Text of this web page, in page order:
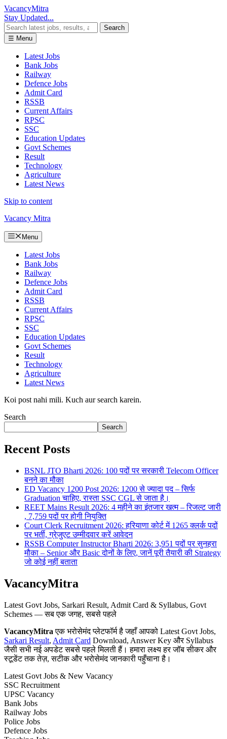
VacancyMitra
Stay Updated...
Search
☰ Menu
Latest Jobs
Bank Jobs
Railway
Defence Jobs
Admit Card
RSSB
Current Affairs
RPSC
SSC
Education Updates
Govt Schemes
Result
Technology
Agriculture
Latest News
Skip to content
Vacancy Mitra
Menu
Latest Jobs
Bank Jobs
Railway
Defence Jobs
Admit Card
RSSB
Current Affairs
RPSC
SSC
Education Updates
Govt Schemes
Result
Technology
Agriculture
Latest News
Koi post nahi mili. Kuch aur search karein.
Search
Search
Recent Posts
BSNL JTO Bharti 2026: 100 पदों पर सरकारी Telecom Officer
बनने का मौका
ED Vacancy 1200 Post 2026: 1200 से ज्यादा पद – सिर्फ
Graduation चाहिए, रास्ता SSC CGL से जाता है।
REET Mains Result 2026: 4 महीने का इंतजार खत्म – रिजल्ट जारी
, 7,759 पदों पर होगी नियुक्ति
Court Clerk Recruitment 2026: हरियाणा कोर्ट में 1265 क्लर्क पदों
पर भर्ती, ग्रेजुएट उम्मीदवार करें आवेदन
RSSB Computer Instructor Bharti 2026: 3,951 पदों पर सुनहरा
मौका – Senior और Basic दोनों के लिए, जानें पूरी तैयारी की Strategy
जो कोई नहीं बताता
VacancyMitra
Latest Govt Jobs, Sarkari Result, Admit Card & Syllabus, Govt
Schemes — सब एक जगह, सबसे पहले
VacancyMitra एक भरोसेमंद प्लेटफॉर्म है जहाँ आपको Latest Govt Jobs,
Sarkari Result, Admit Card Download, Answer Key और Syllabus
जैसी सभी नई अपडेट सबसे पहले मिलती हैं। हमारा लक्ष्य हर जॉब सीकर और
स्टूडेंट तक तेज़, सटीक और भरोसेमंद जानकारी पहुँचाना है।
Latest Govt Jobs & New Vacancy
SSC Recruitment
UPSC Vacancy
Bank Jobs
Railway Jobs
Police Jobs
Defence Jobs